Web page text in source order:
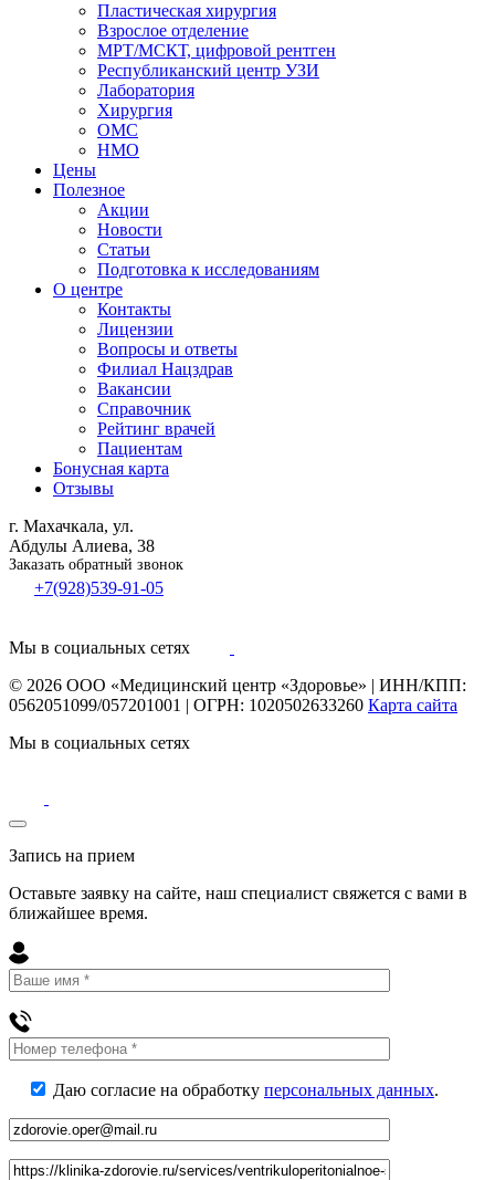
Пластическая хирургия
Взрослое отделение
МРТ/МСКТ, цифровой рентген
Республиканский центр УЗИ
Лаборатория
Хирургия
ОМС
НМО
Цены
Полезное
Акции
Новости
Статьи
Подготовка к исследованиям
О центре
Контакты
Лицензии
Вопросы и ответы
Филиал Нацздрав
Вакансии
Справочник
Рейтинг врачей
Пациентам
Бонусная карта
Отзывы
г. Махачкала, ул.
Абдулы Алиева, 38
Заказать обратный звонок
+7(928)539-91-05
Мы в социальных сетях
© 2026 ООО «Медицинский центр «Здоровье» | ИНН/КПП:
0562051099/057201001 | ОГРН: 1020502633260 Карта сайта
Мы в социальных сетях
Запись на прием
Оставьте заявку на сайте, наш специалист свяжется с вами в
ближайшее время.
Даю согласие на обработку персональных данных.